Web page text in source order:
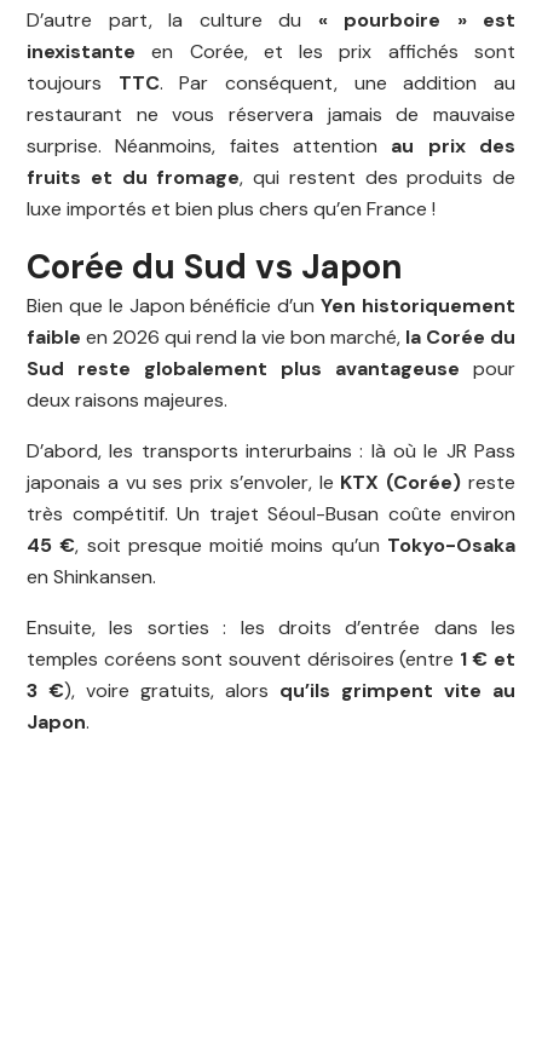
D’autre part, la culture du « pourboire » est
inexistante en Corée, et les prix affichés sont
toujours TTC. Par conséquent, une addition au
restaurant ne vous réservera jamais de mauvaise
surprise. Néanmoins, faites attention au prix des
fruits et du fromage, qui restent des produits de
luxe importés et bien plus chers qu’en France !
Corée du Sud vs Japon
Bien que le Japon bénéficie d’un Yen historiquement
faible en 2026 qui rend la vie bon marché, la Corée du
Sud reste globalement plus avantageuse pour
deux raisons majeures.
D’abord, les transports interurbains : là où le JR Pass
japonais a vu ses prix s’envoler, le KTX (Corée) reste
très compétitif. Un trajet Séoul-Busan coûte environ
45 €, soit presque moitié moins qu’un Tokyo-Osaka
en Shinkansen.
Ensuite, les sorties : les droits d’entrée dans les
temples coréens sont souvent dérisoires (entre 1 € et
3 €), voire gratuits, alors qu’ils grimpent vite au
Japon.